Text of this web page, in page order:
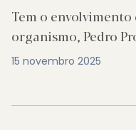
Tem o
organismo, Pedro
15 novembro 2025